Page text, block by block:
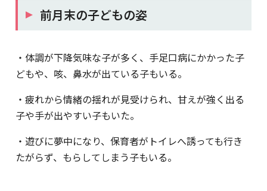
前月末の子どもの姿
・体調が下降気味な子が多く、手足口病にかかった子
どもや、咳、鼻水が出ている子もいる。
・疲れから情緒の揺れが見受けられ、甘えが強く出る
子や手が出やすい子もいた。
・遊びに夢中になり、保育者がトイレへ誘っても行き
たがらず、もらしてしまう子もいる。